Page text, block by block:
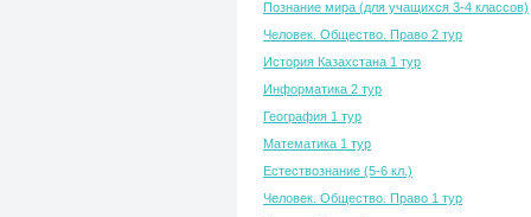
Познание мира (для учащихся 3-4 классов)
Человек. Общество. Право 2 тур
История Казахстана 1 тур
Информатика 2 тур
География 1 тур
Математика 1 тур
Естествознание (5-6 кл.)
Человек. Общество. Право 1 тур